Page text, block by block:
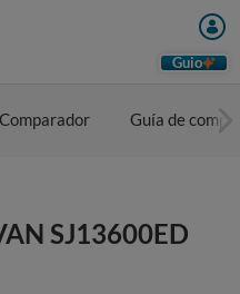
Guio
Comparador Guía de
SJ13600ED